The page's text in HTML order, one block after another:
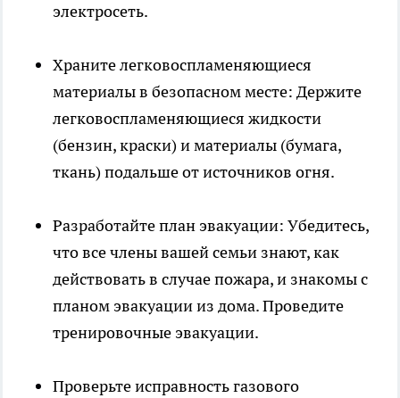
электросеть.
Храните легковоспламеняющиеся
материалы в безопасном месте: Держите
легковоспламеняющиеся жидкости
(бензин, краски) и материалы (бумага,
ткань) подальше от источников огня.
Разработайте план эвакуации: Убедитесь,
что все члены вашей семьи знают, как
действовать в случае пожара, и знакомы с
планом эвакуации из дома. Проведите
тренировочные эвакуации.
Проверьте исправность газового